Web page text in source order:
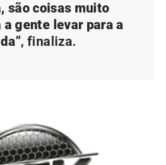
são coisas muito
a gente levar para a
, finaliza.